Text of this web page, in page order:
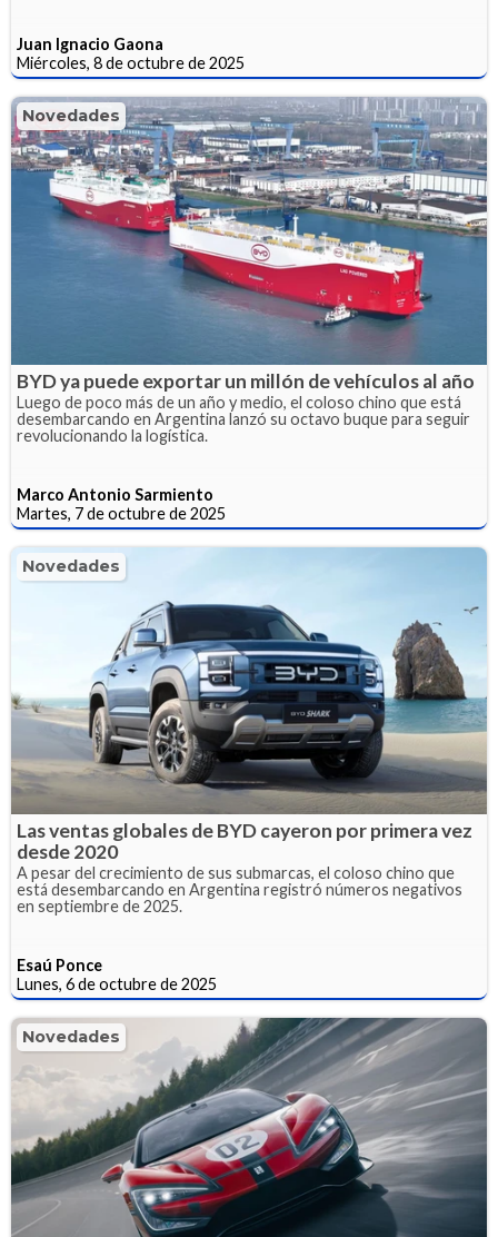
Juan Ignacio Gaona
Miércoles, 8 de octubre de 2025
Novedades
BYD ya puede exportar un millón de vehículos al año
Luego de poco más de un año y medio, el coloso chino que está
desembarcando en Argentina lanzó su octavo buque para seguir
revolucionando la logística.
Marco Antonio Sarmiento
Martes, 7 de octubre de 2025
Novedades
Las ventas globales de BYD cayeron por primera vez
desde 2020
A pesar del crecimiento de sus submarcas, el coloso chino que
está desembarcando en Argentina registró números negativos
en septiembre de 2025.
Esaú Ponce
Lunes, 6 de octubre de 2025
Novedades